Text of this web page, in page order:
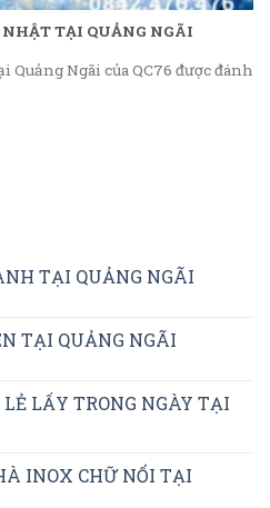
TẠI QUẢNG NGÃI
Ngãi của QC76 được đánh
TẠI QUẢNG NGÃI
TẠI QUẢNG NGÃI
LẤY TRONG NGÀY TẠI
INOX CHỮ NỔI TẠI